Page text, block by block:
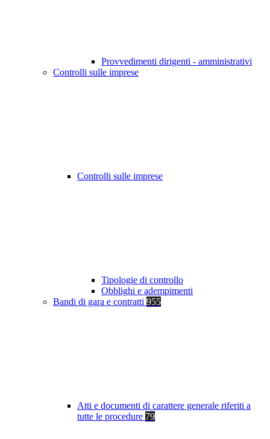
Provvedimenti dirigenti - amministrativi
Controlli sulle imprese
Controlli sulle imprese
Tipologie di controllo
Obblighi e adempimenti
Bandi di gara e contratti 955
Atti e documenti di carattere generale riferiti a
tutte le procedure 79